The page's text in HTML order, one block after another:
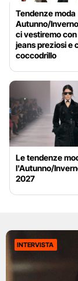
Tendenze moda
Autunno/
ci vestiremo
jeans preziosi e
coccodrillo
Le tendenze
l'Autunno/
2027
INTERVISTA